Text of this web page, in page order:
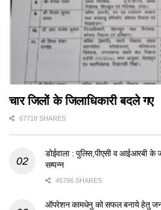
चार जिलों के जिलाधिकारी बदले गए
67718 SHARES
डोईवाला : पुलिस,पीएसी व आईआरबी के
सम्पन्न
45786 SHARES
ऑपरेशन कामधेनु को सफल बनाये हेतु